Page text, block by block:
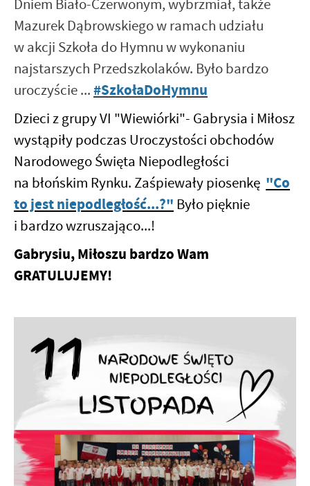
Dniem Biało-Czerwonym, wybrzmiał, także
Mazurek Dąbrowskiego w ramach udziału
w akcji Szkoła do Hymnu w wykonaniu
najstarszych Przedszkolaków. Było bardzo
uroczyście ...#SzkołaDoHymnu
Dzieci z grupy VI "Wiewiórki"- Gabrysia i Miłosz
wystąpiły podczas Uroczystości obchodów
Narodowego Święta Niepodległości
na błońskim Rynku. Zaśpiewały piosenkę "Co
to jest niepodległość...?" Było pięknie
i bardzo wzruszająco...!
Gabrysiu, Miłoszu bardzo Wam
GRATULUJEMY!
Firmy te działają w charakterze pośredników prezentujących nasze
treści w postaci wiadomości, ofert, komunikatów mediów
społecznościowych.